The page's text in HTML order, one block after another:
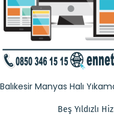
Balıkesir Manyas Halı
Beş Yıldızlı